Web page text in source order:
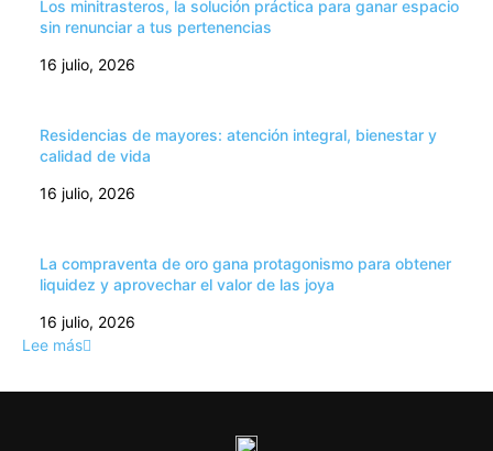
Los minitrasteros, la solución práctica para ganar espacio
sin renunciar a tus pertenencias
16 julio, 2026
Residencias de mayores: atención integral, bienestar y
calidad de vida
16 julio, 2026
La compraventa de oro gana protagonismo para obtener
liquidez y aprovechar el valor de las joya
16 julio, 2026
Lee más